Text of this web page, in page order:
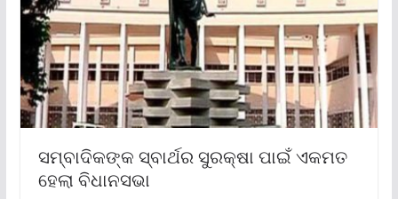
ସମ୍ବାଦିକଙ୍କ ସ୍ବାର୍ଥର ସୁରକ୍ଷା ପାଇଁ ଏକମତ
ହେଲା ବିଧାନସଭା